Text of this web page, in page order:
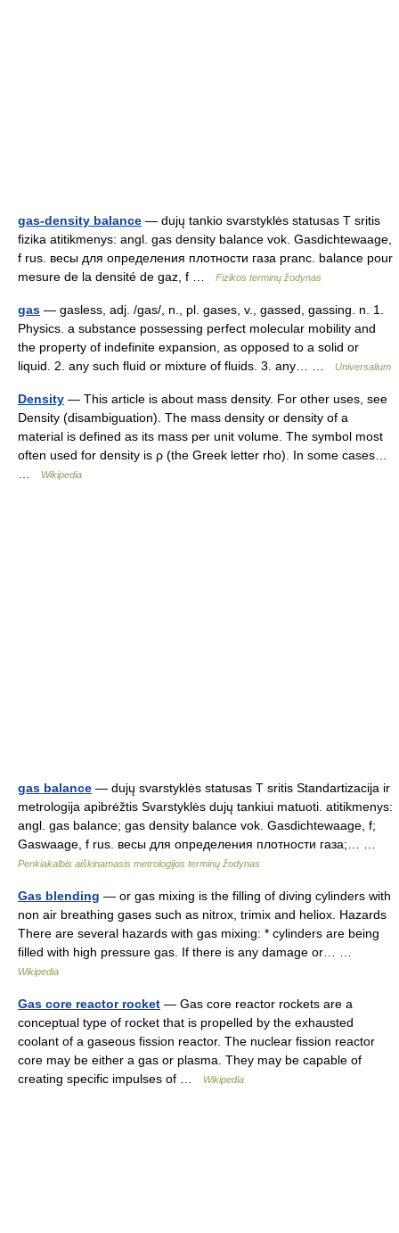
gas-density balance — dujų tankio svarstyklės statusas T sritis
fizika atitikmenys: angl. gas density balance vok. Gasdichtewaage,
f rus. весы для определения плотности газа pranc. balance pour
mesure de la densité de gaz, f …
Fizikos terminų žodynas
gas — gasless, adj. /gas/, n., pl. gases, v., gassed, gassing. n. 1.
Physics. a substance possessing perfect molecular mobility and
the property of indefinite expansion, as opposed to a solid or
liquid. 2. any such fluid or mixture of fluids. 3. any… …
Universalium
Density — This article is about mass density. For other uses, see
Density (disambiguation). The mass density or density of a
material is defined as its mass per unit volume. The symbol most
often used for density is ρ (the Greek letter rho). In some cases…
Wikipedia
gas balance — dujų svarstyklės statusas T sritis Standartizacija ir
metrologija apibrėžtis Svarstyklės dujų tankiui matuoti. atitikmenys:
angl. gas balance; gas density balance vok. Gasdichtewaage, f;
Gaswaage, f rus. весы для определения плотности газа;… …
Penkiakalbis aiškinamasis metrologijos terminų žodynas
Gas blending — or gas mixing is the filling of diving cylinders with
non air breathing gases such as nitrox, trimix and heliox. Hazards
There are several hazards with gas mixing: * cylinders are being
filled with high pressure gas. If there is any damage or… …
Wikipedia
Gas core reactor rocket — Gas core reactor rockets are a
conceptual type of rocket that is propelled by the exhausted
coolant of a gaseous fission reactor. The nuclear fission reactor
core may be either a gas or plasma. They may be capable of
creating specific impulses of …
Wikipedia